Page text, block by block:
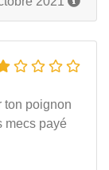
ton poignon
mecs payé